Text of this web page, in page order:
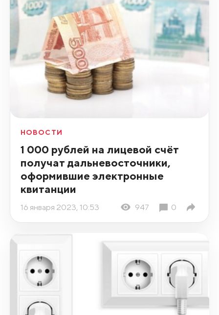
НОВОСТИ
1 000 рублей на лицевой счёт
получат дальневосточники,
оформившие электронные
квитанции
16 января 2023, 10:53 947 0